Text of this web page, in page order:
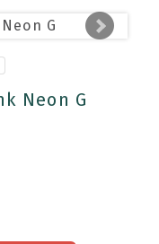
Neon G